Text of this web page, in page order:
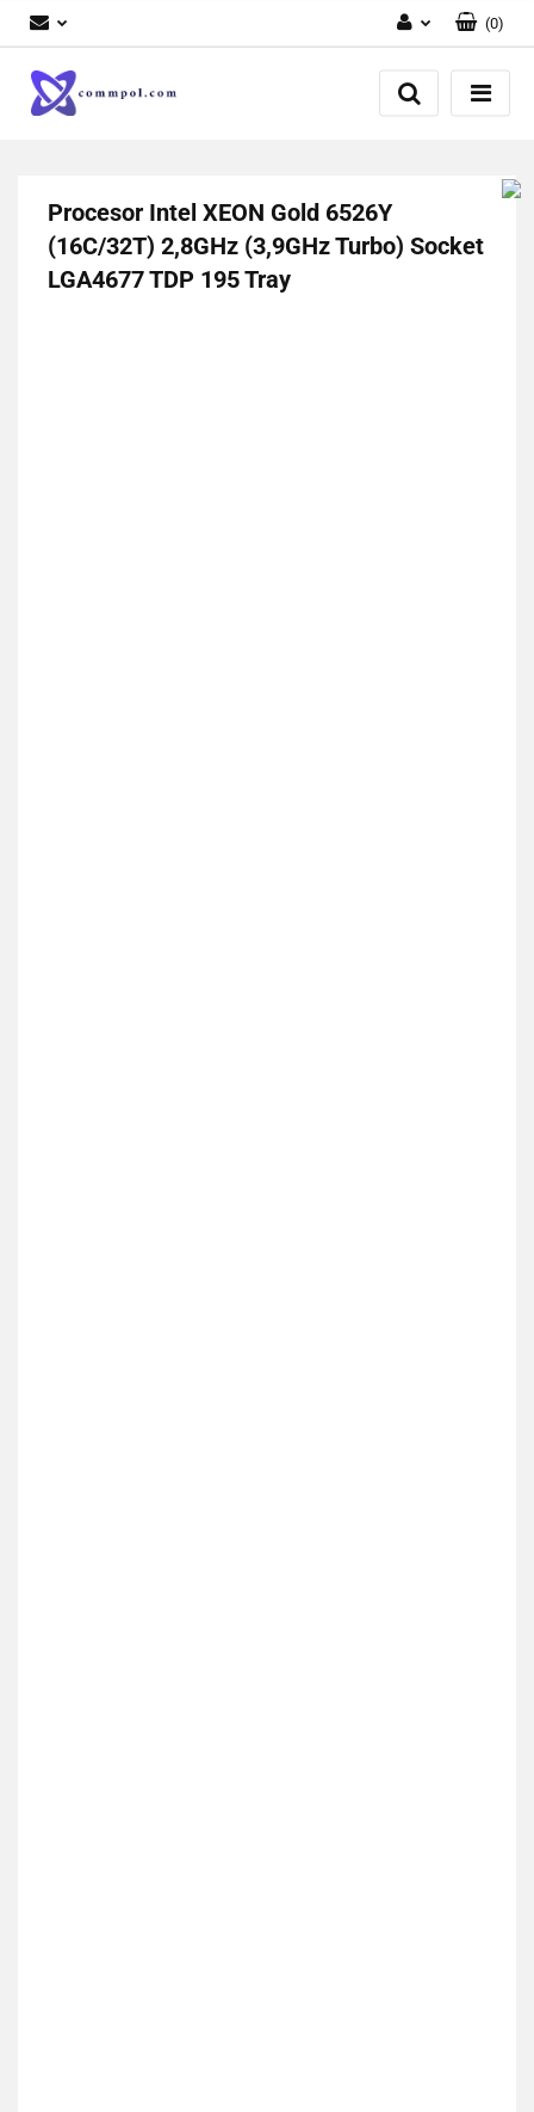
Zaloguj się
Zarejestruj się
(0)
Procesor Intel XEON Gold 6526Y
(16C/32T) 2,8GHz (3,9GHz Turbo) Socket
LGA4677 TDP 195 Tray